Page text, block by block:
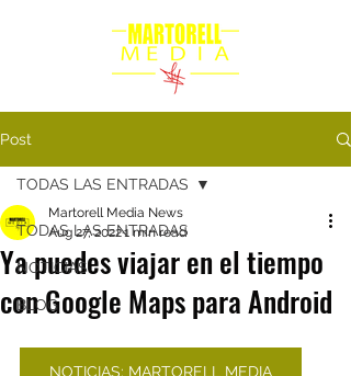
Post
TODAS LAS ENTRADAS
NOTICIAS
BLOG
TODAS LAS ENTRADAS
Ya puedes viajar en el tiempo
con Google Maps para Android
Martorell Media News
Aug 27, 20221 min read
NOTICIAS: MARTORELL MEDIA